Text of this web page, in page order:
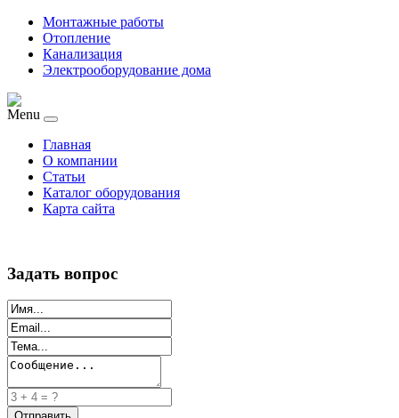
Монтажные работы
Отопление
Канализация
Электрооборудование дома
Menu
Главная
О компании
Статьи
Каталог оборудования
Карта сайта
Задать вопрос